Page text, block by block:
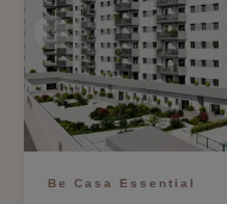
Be Casa Essential